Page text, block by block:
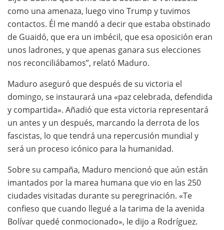
como una amenaza, luego vino Trump y tuvimos
contactos. Él me mandó a decir que estaba obstinado
de Guaidó, que era un imbécil, que esa oposición eran
unos ladrones, y que apenas ganara sus elecciones
nos reconciliábamos”, relató Maduro.
Maduro aseguró que después de su victoria el
domingo, se instaurará una «paz celebrada, defendida
y compartida». Añadió que esta victoria representará
un antes y un después, marcando la derrota de los
fascistas, lo que tendrá una repercusión mundial y
será un proceso icónico para la humanidad.
Sobre su campaña, Maduro mencionó que aún están
imantados por la marea humana que vio en las 250
ciudades visitadas durante su peregrinación. «Te
confieso que cuando llegué a la tarima de la avenida
Bolívar quedé conmocionado», le dijo a Rodríguez.